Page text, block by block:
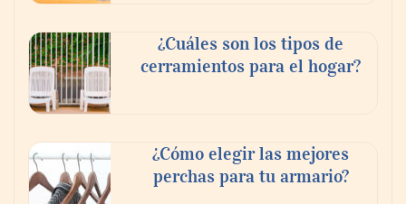
¿Cuáles son los tipos de
cerramientos para el hogar?
¿Cómo elegir las mejores
perchas para tu armario?